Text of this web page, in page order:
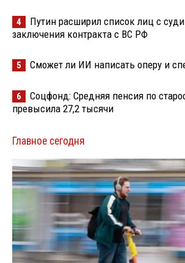
4
Путин расширил список лиц с
заключения контракта с ВС РФ
5 Сможет ли ИИ написать оперу и
6
Соцфонд: Средняя пенсия по
превысила 27,2 тысячи
Главное сегодня